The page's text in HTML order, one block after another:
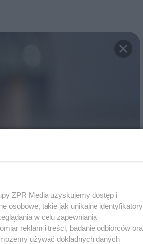
ZPR Media uzyskujemy dostęp i
osobowe, takie jak unikalne identyfikatory,
w celu zapewniania
reklam i treści, badanie odbiorców
używać dokładnych danych